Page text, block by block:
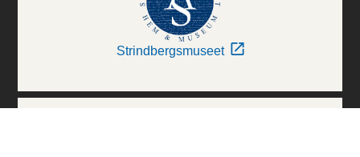
Strindbergsmuseet